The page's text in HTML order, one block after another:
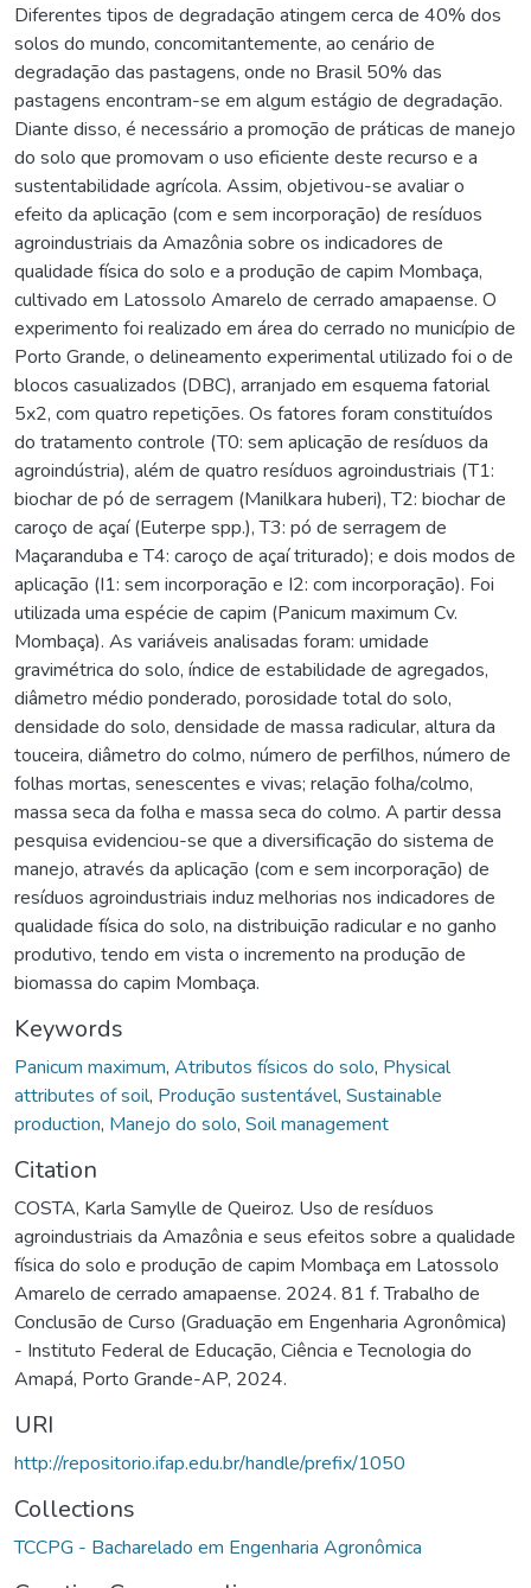
Diferentes tipos de degradação atingem cerca de 40% dos
solos do mundo, concomitantemente, ao cenário de
degradação das pastagens, onde no Brasil 50% das
pastagens encontram-se em algum estágio de degradação.
Diante disso, é necessário a promoção de práticas de manejo
do solo que promovam o uso eficiente deste recurso e a
sustentabilidade agrícola. Assim, objetivou-se avaliar o
efeito da aplicação (com e sem incorporação) de resíduos
agroindustriais da Amazônia sobre os indicadores de
qualidade física do solo e a produção de capim Mombaça,
cultivado em Latossolo Amarelo de cerrado amapaense. O
experimento foi realizado em área do cerrado no município de
Porto Grande, o delineamento experimental utilizado foi o de
blocos casualizados (DBC), arranjado em esquema fatorial
5x2, com quatro repetições. Os fatores foram constituídos
do tratamento controle (T0: sem aplicação de resíduos da
agroindústria), além de quatro resíduos agroindustriais (T1:
biochar de pó de serragem (Manilkara huberi), T2: biochar de
caroço de açaí (Euterpe spp.), T3: pó de serragem de
Maçaranduba e T4: caroço de açaí triturado); e dois modos de
aplicação (I1: sem incorporação e I2: com incorporação). Foi
utilizada uma espécie de capim (Panicum maximum Cv.
Mombaça). As variáveis analisadas foram: umidade
gravimétrica do solo, índice de estabilidade de agregados,
diâmetro médio ponderado, porosidade total do solo,
densidade do solo, densidade de massa radicular, altura da
touceira, diâmetro do colmo, número de perfilhos, número de
folhas mortas, senescentes e vivas; relação folha/colmo,
massa seca da folha e massa seca do colmo. A partir dessa
pesquisa evidenciou-se que a diversificação do sistema de
manejo, através da aplicação (com e sem incorporação) de
resíduos agroindustriais induz melhorias nos indicadores de
qualidade física do solo, na distribuição radicular e no ganho
produtivo, tendo em vista o incremento na produção de
biomassa do capim Mombaça.
Keywords
Panicum maximum, Atributos físicos do solo, Physical
attributes of soil, Produção sustentável, Sustainable
production, Manejo do solo, Soil management
Citation
COSTA, Karla Samylle de Queiroz. Uso de resíduos
agroindustriais da Amazônia e seus efeitos sobre a qualidade
física do solo e produção de capim Mombaça em Latossolo
Amarelo de cerrado amapaense. 2024. 81 f. Trabalho de
Conclusão de Curso (Graduação em Engenharia Agronômica)
- Instituto Federal de Educação, Ciência e Tecnologia do
Amapá, Porto Grande-AP, 2024.
URI
http://repositorio.ifap.edu.br/handle/prefix/1050
Collections
TCCPG - Bacharelado em Engenharia Agronômica